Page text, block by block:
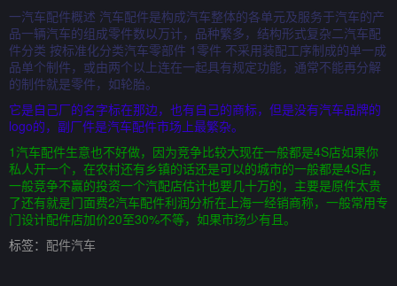
一汽车配件概述 汽车配件是构成汽车整体的各单元及服务于汽车的产
品一辆汽车的组成零件数以万计，品种繁多，结构形式复杂二汽车配
件分类 按标准化分类汽车零部件 1零件 不采用装配工序制成的单一成
品单个制件，或由两个以上连在一起具有规定功能，通常不能再分解
的制件就是零件，如轮胎。
它是自己厂的名字标在那边，也有自己的商标，但是没有汽车品牌的
logo的，副厂件是汽车配件市场上最繁杂。
1汽车配件生意也不好做，因为竞争比较大现在一般都是4S店如果你
私人开一个，在农村还有乡镇的话还是可以的城市的一般都是4S店，
一般竞争不赢的投资一个汽配店估计也要几十万的，主要是原件太贵
了还有就是门面费2汽车配件利润分析在上海一经销商称，一般常用专
门设计配件店加价20至30%不等，如果市场少有且。
标签： 配件汽车